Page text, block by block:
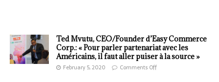
Ted Mvutu, CEO/Founder d’Easy Commerce
Corp.: « Pour parler partenariat avec les
Américains, il faut aller puiser à la source »
February 5, 2020 Comments Off